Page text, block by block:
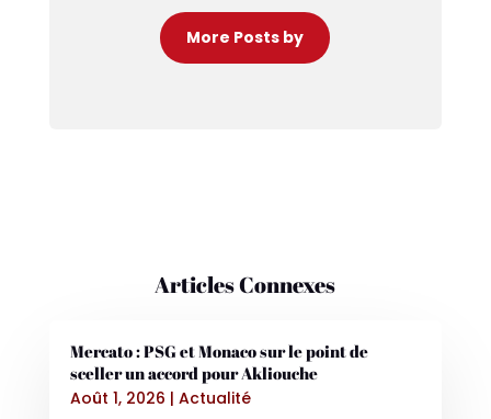
More Posts by
Articles Connexes
Mercato : PSG et Monaco sur le point de
sceller un accord pour Akliouche
Août 1, 2026 | Actualité